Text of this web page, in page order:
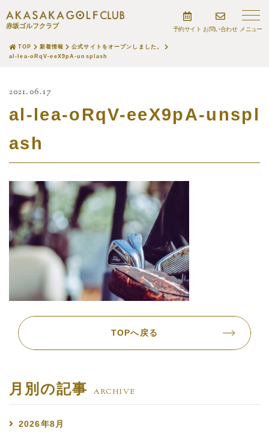
赤坂ゴルフクラブ 予約サイト お問い合わせ
TOP 新着情報
公式サイトをオープンしました。
al-lea-oRqV-eeX9pA-unsplash
2021.06.17
al-lea-oRqV-eeX9pA-unspl
ash
TOPへ戻る
月別の記事 ARCHIVE
2026年8月